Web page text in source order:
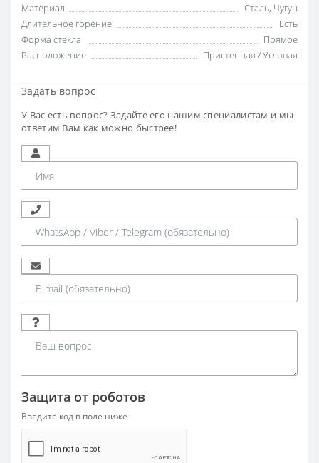
Материал
Сталь, Чугун
Длительное горение
Есть
Форма стекла
Прямое
Расположение
Пристенная / Угловая
Задать вопрос
У Вас есть вопрос? Задайте его нашим специалистам и мы
ответим Вам как можно быстрее!
Защита от роботов
Введите код в поле ниже